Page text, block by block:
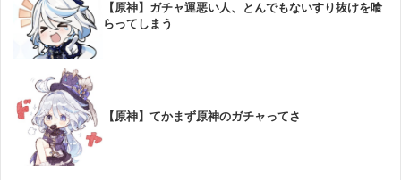
【原神】ガチャ運悪い人、とんでもないすり抜けを喰
らってしまう
【原神】てかまず原神のガチャってさ